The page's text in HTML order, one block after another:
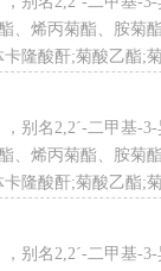
、烯丙菊酯、胺菊
隆酸酐;菊酸乙酯;
乙酯;菊酸乙酯;菊
别名2,2ˊ-二甲基-
、烯丙菊酯、胺菊
隆酸酐;菊酸乙酯;
乙酯;菊酸乙酯;菊
别名2,2ˊ-二甲基-